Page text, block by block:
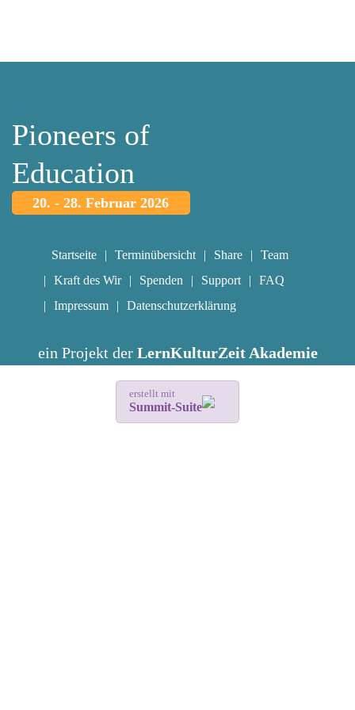
Pioneers of
Education
20. - 28. Februar 2026
Startseite Terminübersicht Share
Team
Kraft des Wir
Spenden Support
FAQ
Impressum
Datenschutzerklärung
ein Projekt der LernKulturZeit Akademie
erstellt mit
Summit-Suite